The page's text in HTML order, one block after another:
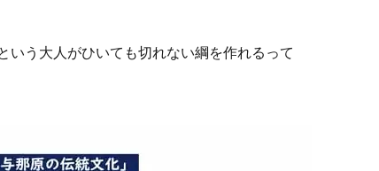
いう大人がひいても切れない綱を作れるって